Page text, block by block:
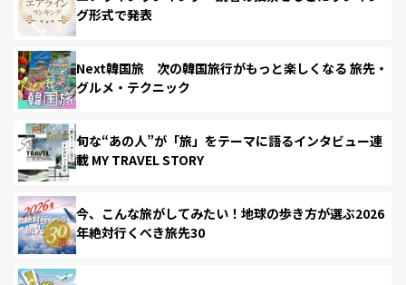
グ形式で発表
Next韓国旅 次の韓国旅行がもっと楽しくなる 旅先・
グルメ・テクニック
旬な“あの人”が「旅」をテーマに語るインタビュー連
載 MY TRAVEL STORY
今、こんな旅がしてみたい！地球の歩き方が選ぶ2026
年絶対行くべき旅先30